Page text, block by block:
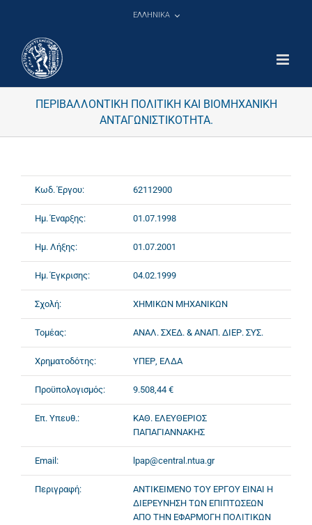
ΕΛΛΗΝΙΚΑ
ΠΕΡΙΒΑΛΛΟΝΤΙΚΗ ΠΟΛΙΤΙΚΗ ΚΑΙ ΒΙΟΜΗΧΑΝΙΚΗ
ΑΝΤΑΓΩΝΙΣΤΙΚΟΤΗΤΑ.
Κωδ. Έργου: 62112900
Ημ. Έναρξης: 01.07.1998
Ημ. Λήξης: 01.07.2001
Ημ. Έγκρισης: 04.02.1999
Σχολή: ΧΗΜΙΚΩΝ ΜΗΧΑΝΙΚΩΝ
Τομέας: ΑΝΑΛ. ΣΧΕΔ. & ΑΝΑΠ. ΔΙΕΡ. ΣΥΣ.
Χρηματοδότης: ΥΠΕΡ, ΕΛΔΑ
Προϋπολογισμός: 9.508,44 €
Επ. Υπευθ.:
ΚΑΘ. ΕΛΕΥΘΕΡΙΟΣ
ΠΑΠΑΓΙΑΝΝΑΚΗΣ
Email: lpap@central.ntua.gr
Περιγραφή:
ΑΝΤΙΚΕΙΜΕΝΟ ΤΟΥ ΕΡΓΟΥ ΕΙΝΑΙ Η
ΔΙΕΡΕΥΝΗΣΗ ΤΩΝ ΕΠΙΠΤΩΣΕΩΝ
ΑΠΟ ΤΗΝ ΕΦΑΡΜΟΓΗ ΠΟΛΙΤΙΚΩΝ